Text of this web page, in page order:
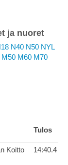
ja nuoret
N40 N50 NYL
M50 M60 M70
Tulos
Koitto 14:40.4